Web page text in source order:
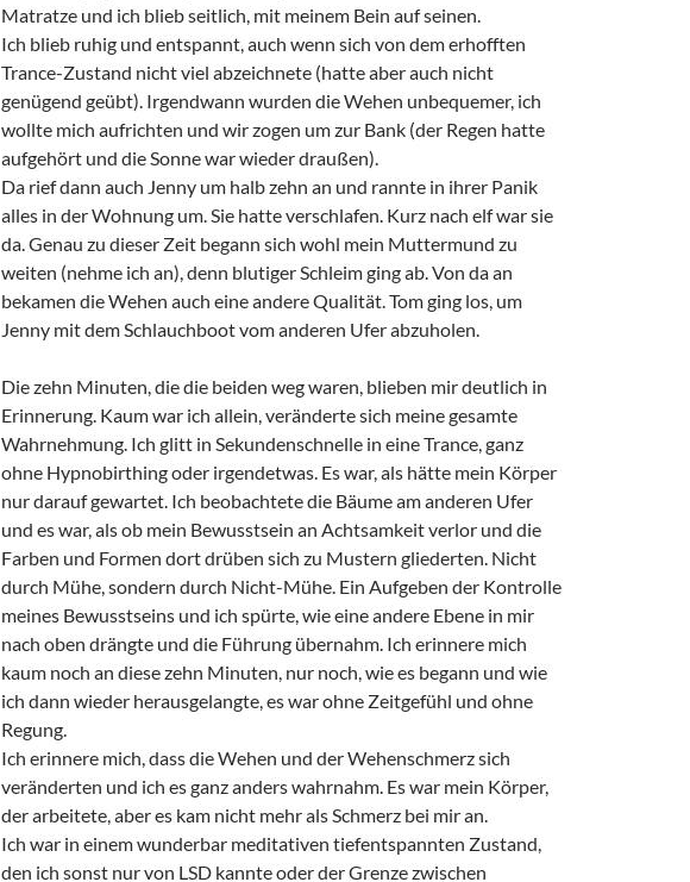
Matratze und ich blieb seitlich, mit meinem Bein auf seinen.
Ich blieb ruhig und entspannt, auch wenn sich von dem erhofften
Trance-Zustand nicht viel abzeichnete (hatte aber auch nicht
genügend geübt). Irgendwann wurden die Wehen unbequemer, ich
wollte mich aufrichten und wir zogen um zur Bank (der Regen hatte
aufgehört und die Sonne war wieder draußen).
Da rief dann auch Jenny um halb zehn an und rannte in ihrer Panik
alles in der Wohnung um. Sie hatte verschlafen. Kurz nach elf war sie
da. Genau zu dieser Zeit begann sich wohl mein Muttermund zu
weiten (nehme ich an), denn blutiger Schleim ging ab. Von da an
bekamen die Wehen auch eine andere Qualität. Tom ging los, um
Jenny mit dem Schlauchboot vom anderen Ufer abzuholen.
Die zehn Minuten, die die beiden weg waren, blieben mir deutlich in
Erinnerung. Kaum war ich allein, veränderte sich meine gesamte
Wahrnehmung. Ich glitt in Sekundenschnelle in eine Trance, ganz
ohne Hypnobirthing oder irgendetwas. Es war, als hätte mein Körper
nur darauf gewartet. Ich beobachtete die Bäume am anderen Ufer
und es war, als ob mein Bewusstsein an Achtsamkeit verlor und die
Farben und Formen dort drüben sich zu Mustern gliederten. Nicht
durch Mühe, sondern durch Nicht-Mühe. Ein Aufgeben der Kontrolle
meines Bewusstseins und ich spürte, wie eine andere Ebene in mir
nach oben drängte und die Führung übernahm. Ich erinnere mich
kaum noch an diese zehn Minuten, nur noch, wie es begann und wie
ich dann wieder herausgelangte, es war ohne Zeitgefühl und ohne
Regung.
Ich erinnere mich, dass die Wehen und der Wehenschmerz sich
veränderten und ich es ganz anders wahrnahm. Es war mein Körper,
der arbeitete, aber es kam nicht mehr als Schmerz bei mir an.
Ich war in einem wunderbar meditativen tiefentspannten Zustand,
den ich sonst nur von LSD kannte oder der Grenze zwischen